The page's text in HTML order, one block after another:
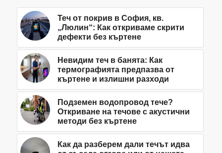
Теч от покрив в София, кв.
„Люлин“: Как откриваме скрити
дефекти без къртене
Невидим теч в банята: Как
термографията предпазва от
къртене и излишни разходи
Подземен водопровод тече?
Откриване на течове с акустични
методи без къртене
Как да разберем дали течът идва